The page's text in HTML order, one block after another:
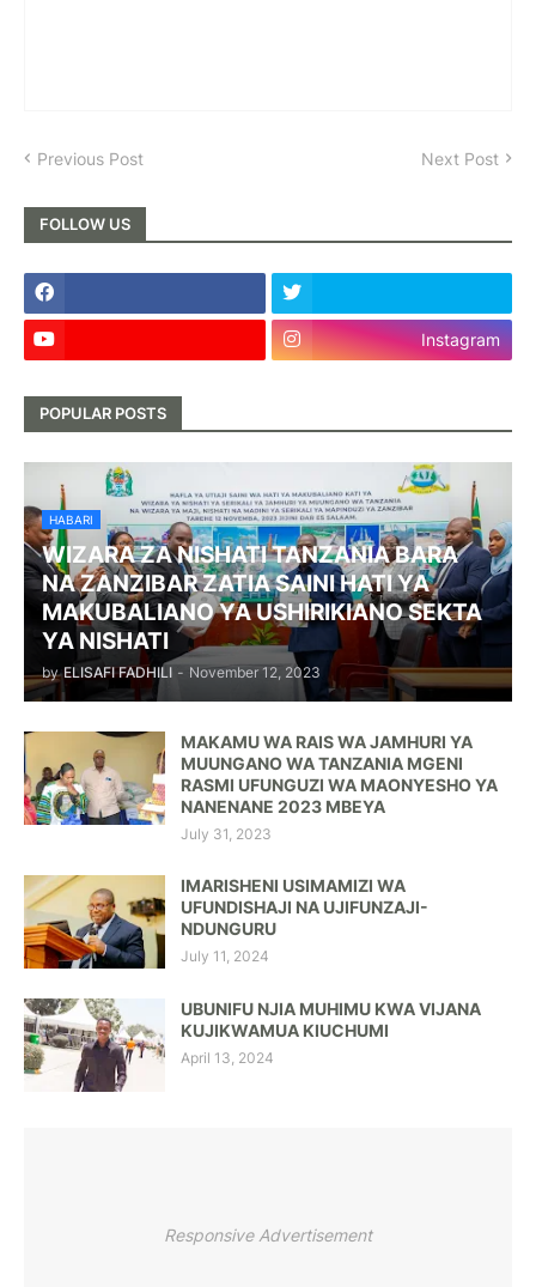
Previous Post Next Post
FOLLOW US
Instagram
POPULAR POSTS
HABARI
WIZARA ZA NISHATI TANZANIA BARA
NA ZANZIBAR ZATIA SAINI HATI YA
MAKUBALIANO YA USHIRIKIANO SEKTA
YA NISHATI
by ELISAFI FADHILI - November 12, 2023
MAKAMU WA RAIS WA JAMHURI YA
MUUNGANO WA TANZANIA MGENI
RASMI UFUNGUZI WA MAONYESHO YA
NANENANE 2023 MBEYA
July 31, 2023
IMARISHENI USIMAMIZI WA
UFUNDISHAJI NA UJIFUNZAJI-
NDUNGURU
July 11, 2024
UBUNIFU NJIA MUHIMU KWA VIJANA
KUJIKWAMUA KIUCHUMI
April 13, 2024
Responsive Advertisement